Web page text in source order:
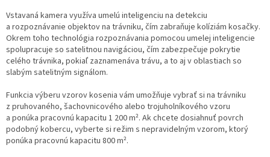
Vstavaná kamera využíva umelú inteligenciu na detekciu
a rozpoznávanie objektov na trávniku, čím zabraňuje kolíziám kosačky.
Okrem toho technológia rozpoznávania pomocou umelej inteligencie
spolupracuje so satelitnou navigáciou, čím zabezpečuje pokrytie
celého trávnika, pokiaľ zaznamenáva trávu, a to aj v oblastiach so
slabým satelitným signálom.
Funkcia výberu vzorov kosenia vám umožňuje vybrať si na trávniku
z pruhovaného, šachovnicového alebo trojuholníkového vzoru
a ponúka pracovnú kapacitu 1 200 m². Ak chcete dosiahnuť povrch
podobný kobercu, vyberte si režim s nepravidelným vzorom, ktorý
ponúka pracovnú kapacitu 800 m².